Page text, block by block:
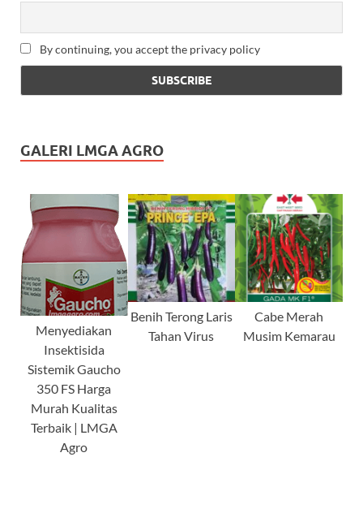
By continuing, you accept the privacy policy
GALERI LMGA AGRO
Menyediakan
Insektisida
Sistemik Gaucho
350 FS Harga
Murah Kualitas
Terbaik | LMGA
Agro
Benih Terong Laris
Tahan Virus
Cabe Merah
Musim Kemarau